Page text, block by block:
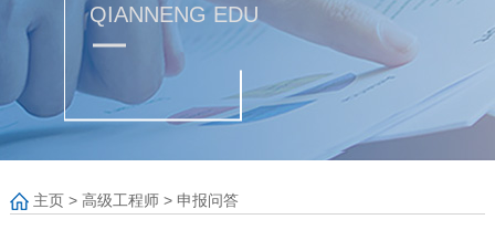
QIANNENG EDU
主页> 高级工程师> 申报问答